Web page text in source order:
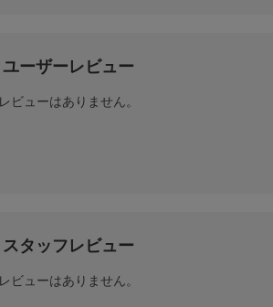
ユーザーレビュー
レビューはありません。
スタッフレビュー
レビューはありません。